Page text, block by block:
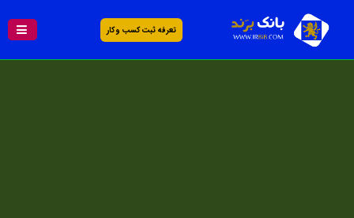
تعرفه ثبت کسب و کار